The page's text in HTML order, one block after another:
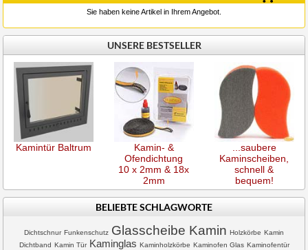
Sie haben keine Artikel in Ihrem Angebot.
UNSERE BESTSELLER
Kamintür Baltrum
Kamin- &
Ofendichtung
10 x 2mm & 18x
2mm
...saubere
Kaminscheiben,
schnell &
bequem!
BELIEBTE SCHLAGWORTE
Dichtschnur Funkenschutz Glasscheibe Kamin Holzkörbe Kamin
Dichtband Kamin Tür Kaminglas Kaminholzkörbe Kaminofen Glas Kaminofentür